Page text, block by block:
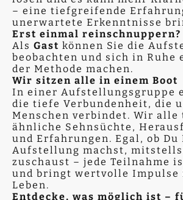
– eine tiefgreifende
unerwartete Erkenntnisse
Erst einmal reinschnuppern?
Als Gast können Sie die
beobachten und sich in Ruhe
der Methode machen.
Wir sitzen alle in einem Boot
In einer Aufstellungsgruppe
die tiefe Verbundenheit, die
Menschen verbindet. Wir alle
ähnliche Sehnsüchte,
und Erfahrungen. Egal, ob Du
Aufstellung machst,
zuschaust – jede Teilnahme
und bringt wertvolle Impulse
Leben.
Entdecke, was möglich ist –